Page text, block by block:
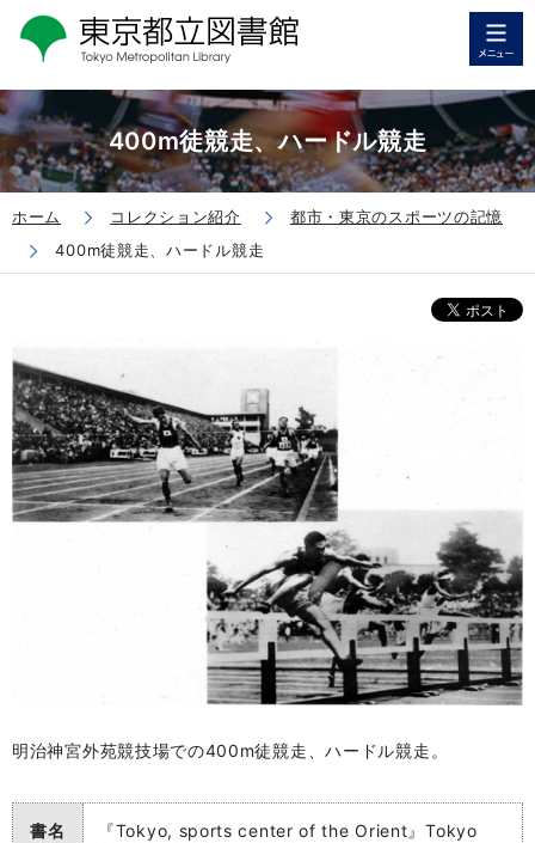
400m徒競走、ハードル競走
ホーム コレクション紹介
都市・東京のスポーツの記憶
400m徒競走、ハードル競走
明治神宮外苑競技場での400m徒競走、ハードル競走。
書名
『Tokyo, sports center of the Orient』Tokyo